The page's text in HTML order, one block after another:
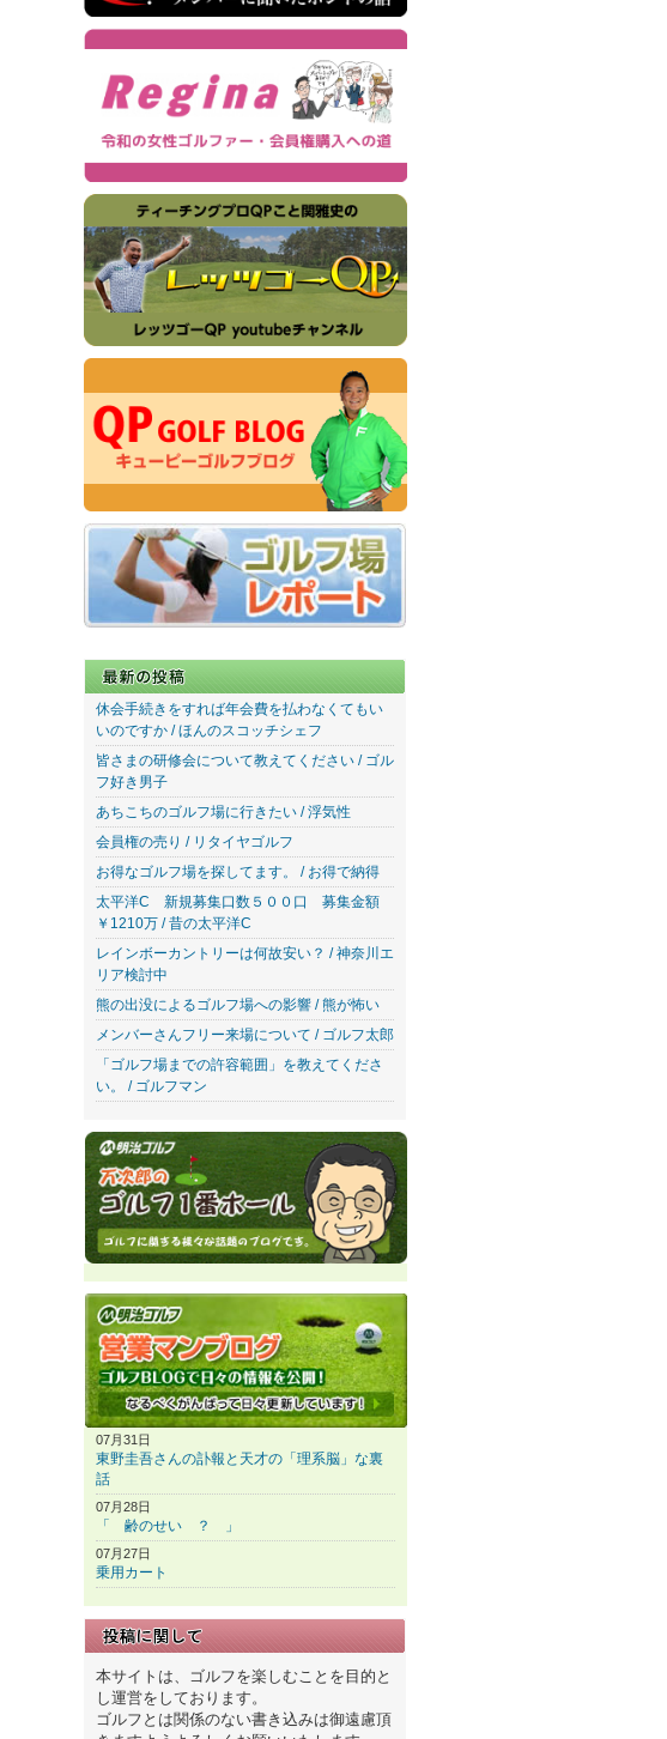
休会手続きをすれば年会費を払わなくてもい
いのですか / ほんのスコッチシェフ
皆さまの研修会について教えてください / ゴル
フ好き男子
あちこちのゴルフ場に行きたい / 浮気性
会員権の売り / リタイヤゴルフ
お得なゴルフ場を探してます。 / お得で納得
太平洋C 新規募集口数５００口 募集金額
￥1210万 / 昔の太平洋C
レインボーカントリーは何故安い？ / 神奈川エ
リア検討中
熊の出没によるゴルフ場への影響 / 熊が怖い
メンバーさんフリー来場について / ゴルフ太郎
「ゴルフ場までの許容範囲」を教えてくださ
い。 / ゴルフマン
07月31日
東野圭吾さんの訃報と天才の「理系脳」な裏
話
07月28日
「 齢のせい ？ 」
07月27日
乗用カート
本サイトは、ゴルフを楽しむことを目的と
し運営をしております。
ゴルフとは関係のない書き込みは御遠慮頂